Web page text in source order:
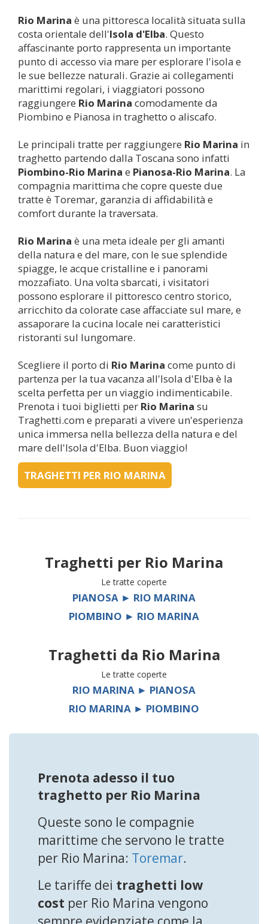
Rio Marina è una pittoresca località situata sulla
costa orientale dell'Isola d'Elba. Questo
affascinante porto rappresenta un importante
punto di accesso via mare per esplorare l'isola e
le sue bellezze naturali. Grazie ai collegamenti
marittimi regolari, i viaggiatori possono
raggiungere Rio Marina comodamente da
Piombino e Pianosa in traghetto o aliscafo.
Le principali tratte per raggiungere Rio Marina in
traghetto partendo dalla Toscana sono infatti
Piombino-Rio Marina e Pianosa-Rio Marina. La
compagnia marittima che copre queste due
tratte è Toremar, garanzia di affidabilità e
comfort durante la traversata.
Rio Marina è una meta ideale per gli amanti
della natura e del mare, con le sue splendide
spiagge, le acque cristalline e i panorami
mozzafiato. Una volta sbarcati, i visitatori
possono esplorare il pittoresco centro storico,
arricchito da colorate case affacciate sul mare, e
assaporare la cucina locale nei caratteristici
ristoranti sul lungomare.
Scegliere il porto di Rio Marina come punto di
partenza per la tua vacanza all'Isola d'Elba è la
scelta perfetta per un viaggio indimenticabile.
Prenota i tuoi biglietti per Rio Marina su
Traghetti.com e preparati a vivere un'esperienza
unica immersa nella bellezza della natura e del
mare dell'Isola d'Elba. Buon viaggio!
TRAGHETTI PER RIO MARINA
Traghetti per Rio Marina
Le tratte coperte
PIANOSA ► RIO MARINA
PIOMBINO ► RIO MARINA
Traghetti da Rio Marina
Le tratte coperte
RIO MARINA ► PIANOSA
RIO MARINA ► PIOMBINO
Prenota adesso il tuo
traghetto per Rio Marina
Queste sono le compagnie
marittime che servono le tratte
per Rio Marina: Toremar.
Le tariffe dei traghetti low
cost per Rio Marina vengono